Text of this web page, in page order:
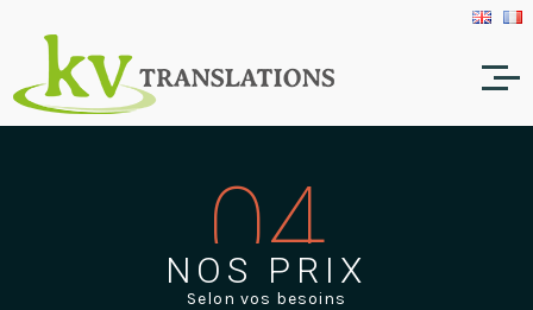
04
NOS PRIX
Selon vos besoins